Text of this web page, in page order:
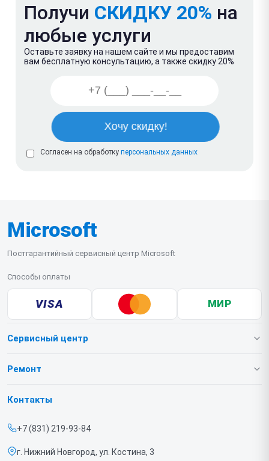
Получи СКИДКУ 20% на
любые услуги
Оставьте заявку на нашем сайте и мы предоставим
вам бесплатную консультацию, а также скидку 20%
Согласен на обработку персональных данных
Microsoft
Постгарантийный сервисный центр Microsoft
Способы оплаты
VISA МИР
Сервисный центр
О нашем сервисе
Срочный ремонт
Доставка и способы оплаты
Ремонт
Игровых приставок
Контакты
+7 (831) 219-93-84
г. Нижний Новгород, ул. Костина, 3